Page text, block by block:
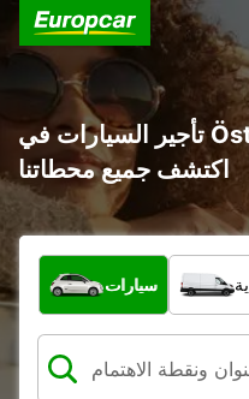
تأجير السيارات في Östersunds kommun :
اكتشف جميع محطاتنا
ما نوع المركبة؟
سيارات